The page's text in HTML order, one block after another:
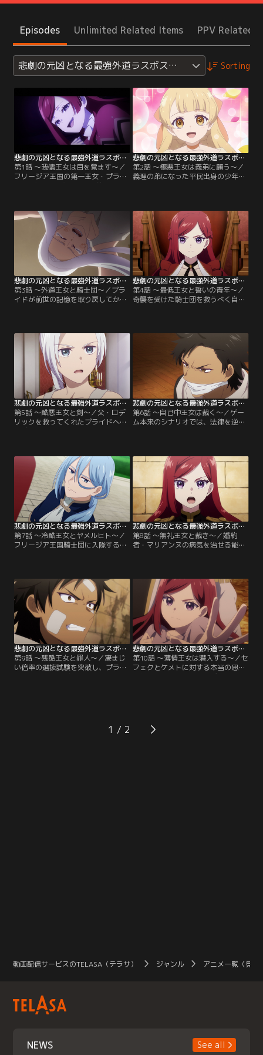
Episodes Unlimited Related Items PPV Related
悲劇の元凶となる最強外道ラスボス女王は民の為に尽く
Sorting
悲劇の元凶となる最強外道ラスボス女王は民の為に尽くします。 第01話
第1話 ～我儘王女は目を覚ます～／
フリージア王国の第一王女・プライ
ド。8歳の頃、突如として前世の記
を」の世界に転生していたことに気
が付く。このままゲームのストーリ
ー通りに時が経てば、待っているの
は極悪非道ラスボス女王に成り下が
った自身が国や多くの民を苦しめる
最悪の未来…。【提供：バンダイチ
ャンネル】
悲劇の元凶となる最強外道ラスボス女王は民の為に尽くします。 第02話
第2話 ～極悪王女は義弟に願う～／
義理の弟になった平民出身の少年・
彼の幸せを願い、プライドはさっそ
く行動を開始。フリージア王国の王
配にして父・アルバートの協力もあ
って2人は信頼関係を築くのだっ
た。だが、その様子を王国の宰相・
ジルベールは…。【提供：バンダイ
チャンネル】
悲劇の元凶となる最強外道ラスボス女王は民の為に尽くします。 第03話
第3話 ～外道王女と騎士団～／プラ
イドが前世の記憶を取り戻してか
と共に平和な時間を過ごしていた。
だが、自身のラスボス女王としての
チート能力を実感したことで、ゲー
ム通りの最悪の未来に近づいている
のではないかと不安を募らせるプラ
イド……。【提供：バンダイチャン
ネル】
悲劇の元凶となる最強外道ラスボス女王は民の為に尽くします。 第04話
第4話 ～最低王女と誓いの青年～／
奇襲を受けた騎士団を救うべく自ら
ゲーム本来のシナリオで死ぬ運命だ
ったロデリックや騎士たちの救出に
成功する。後日、今回の事件につい
て会談の場を設けたプライドとロデ
リックたち。その場でロデリックか
ら…。【提供：バンダイチャンネ
ル】
悲劇の元凶となる最強外道ラスボス女王は民の為に尽くします。 第05話
第5話 ～酷悪王女と剣～／父・ロデ
リックを救ってくれたプライドへの
われるまでになる剣術の才能の片鱗
を覗かせる。一方、ゲーム内での出
来事が頭をよぎり、アーサーやロデ
リックのことが気になったプライド
は、ステイルと共に騎士団演習場
へ。【提供：バンダイチャンネル】
悲劇の元凶となる最強外道ラスボス女王は民の為に尽くします。 第06話
第6話 ～自己中王女は裁く～／ゲー
ム本来のシナリオでは、法律を逆手
と、法律を正しく運用するため勉強
に励むことに。そんな折、母・ロー
ザから次期女王として騎士団を奇襲
した盗賊の1人・ヴァルを裁くこと
を命じられる。本来であれば死罪が
妥当であるものの…。【提供：バン
ダイチャンネル】
悲劇の元凶となる最強外道ラスボス女王は民の為に尽くします。 第07話
第7話 ～冷酷王女とヤメルヒト～／
フリージア王国騎士団に入隊するた
一生かけて護ると誓うのだった。そ
んなめでたい出来事の後、ジルベー
ルが不穏な動きを開始。以前から推
し進めていた国民に特殊能力の申請
を義務化させる法案を可決すべく、
脅迫気味にプライドに迫る。【提
供：バンダイチャンネル】
悲劇の元凶となる最強外道ラスボス女王は民の為に尽くします。 第08話
第8話 ～無礼王女と裁き～／婚約
者・マリアンヌの病気を治せる能力
いをしていたジルベールにステイル
は怒りを向け、即座に彼を断罪しよ
うをする。しかし、ジルベールに関
するゲーム本来のシナリオを思い出
していたプライドはそれを制止。彼
の心情を慮り…。【提供：バンダイ
チャンネル】
悲劇の元凶となる最強外道ラスボス女王は民の為に尽くします。 第09話
第9話 ～残酷王女と罪人～／凄まじ
い倍率の選抜試験を突破し、プライ
ァルを発見する。以前交わした隷属
の契約の中の“心から誰かの助けを
悲劇の元凶となる最強外道ラスボス女王は民の為に尽くします。 第10話
第10話 ～薄情王女は潜入する～／セ
フェクとケメトに対する本当の思い
に気が付き、涙を流したヴァル。そ
始。ジルベールの年齢操作の能力を
駆使して、敵の本拠地へと潜入した
1
動画配信サービスのTELASA（テラサ） ジャンル アニメ一覧（見放
NEWS See all